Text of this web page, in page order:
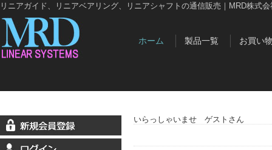
リニアガイド、リニアベアリング、リニアシャフトの通信販売｜MRD株式会
ホーム 製品一覧 お買い
いらっしゃいませ ゲストさん